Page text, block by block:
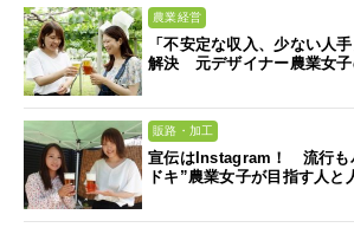
農業経営
「不安定な収入、少ない人
解決 元デザイナー農業女子
販路・加工
宣伝はInstagram！ 流行も
ドキ”農業女子が目指す人と